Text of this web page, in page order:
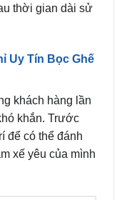
thời gian dài sử
Uy Tín Bọc Ghế
khách hàng lần
khắn. Trước
để có thể đánh
xế yêu của mình